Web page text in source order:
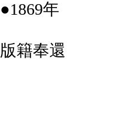
●1869年
版籍奉還